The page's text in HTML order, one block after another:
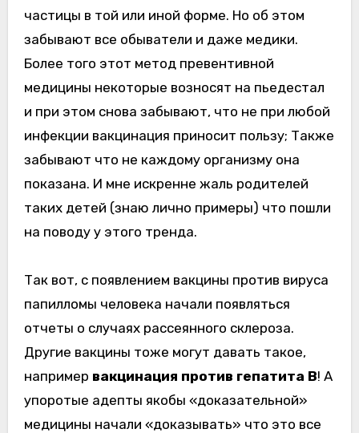
частицы в той или иной форме. Но об этом
забывают все обыватели и даже медики.
Более того этот метод превентивной
медицины некоторые возносят на пьедестал
и при этом снова забывают, что не при любой
инфекции вакцинация приносит пользу; Также
забывают что не каждому организму она
показана. И мне искренне жаль родителей
таких детей (знаю лично примеры) что пошли
на поводу у этого тренда.
Так вот, с появлением вакцины против вируса
папилломы человека начали появляться
отчеты о случаях рассеянного склероза.
Другие вакцины тоже могут давать такое,
например вакцинация против гепатита В! А
упоротые адепты якобы «доказательной»
медицины начали «доказывать» что это все